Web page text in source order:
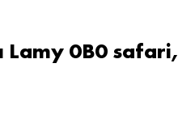
Lamy 0B0 safari,